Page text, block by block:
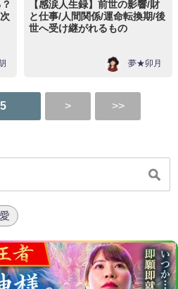
【感涙人生録】前世の影響/財
と仕事/人間関係/運命転換期/後
世へ受け継がれるもの
夢★卯月